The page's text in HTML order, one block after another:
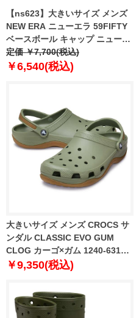
【ns623】大きいサイズ メンズ
NEW ERA ニューエラ 59FIFTY
ベースボール キャップ ニューヨ
ークヤンキース YANKEES 帽子
USA直輸入 10003436
定価 ￥7,700(税込)
￥6,540(税込)
大きいサイズ メンズ CROCS サ
ンダル CLASSIC EVO GUM
CLOG カーゴ×ガム 1240-6316-1
M12 M13
￥9,350(税込)